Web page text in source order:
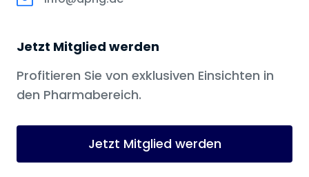
Jetzt Mitglied werden
Profitieren Sie von exklusiven Einsichten in
den Pharmabereich.
Jetzt Mitglied werden